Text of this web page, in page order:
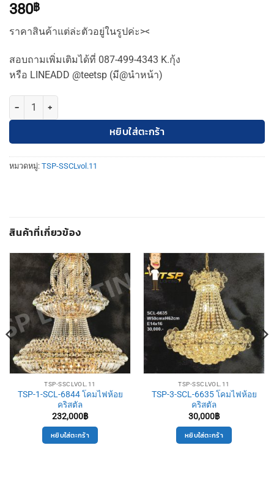
380฿
ราคาสินค้าแต่ล่ะตัวอยู่ในรูปค่ะ><
สอบถามเพิ่มเติมได้ที่ 087-499-4343 K.กุ้ง
หรือ LINEADD @teetsp (มี@นำหน้า)
จำนวน TSP-SCL โคมผนังภายนอก ชิ้น
หยิบใส่ตะกร้า
หมวดหมู่: TSP-SSCLvol.11
สินค้าที่เกี่ยวข้อง
TSP-SSCLVOL.11
TSP-1-SCL-6844 โคมไฟห้อย
คริสตัล
232,000฿
หยิบใส่ตะกร้า
TSP-SSCLVOL.11
TSP-3-SCL-6635 โคมไฟห้อย
คริสตัล
30,000฿
หยิบใส่ตะกร้า